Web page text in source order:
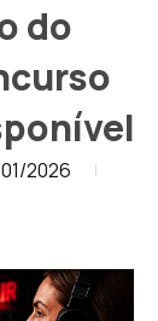
do
2026